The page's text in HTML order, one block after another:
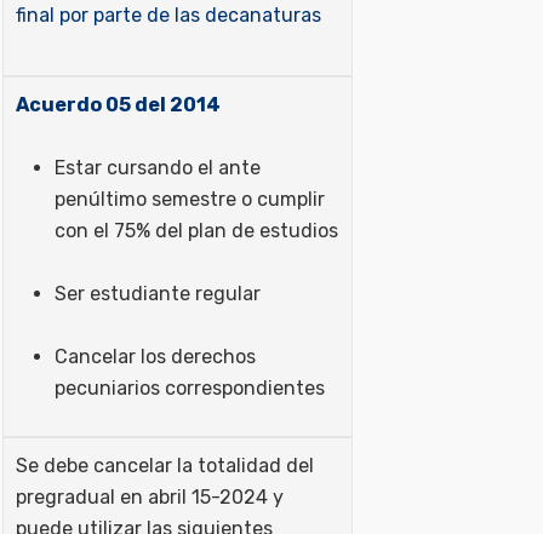
final por parte de las decanaturas
Acuerdo 05 del 2014
Estar cursando el ante
penúltimo semestre o cumplir
con el 75% del plan de estudios
Ser estudiante regular
Cancelar los derechos
pecuniarios correspondientes
Se debe cancelar la totalidad del
pregradual en abril 15-2024 y
puede utilizar las siguientes